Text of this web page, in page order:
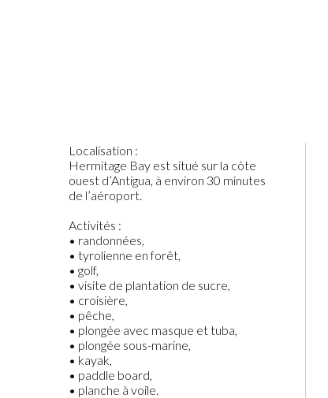
Localisation :
Hermitage Bay est situé sur la côte
ouest d’Antigua, à environ 30 minutes
de l’aéroport.
Activités :
• randonnées,
• tyrolienne en forêt,
• golf,
• visite de plantation de sucre,
• croisière,
• pêche,
• plongée avec masque et tuba,
• plongée sous-marine,
• kayak,
• paddle board,
• planche à voile.